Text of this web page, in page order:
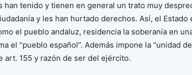
han tenido y tienen en general un trato muy
y les han hurtado derechos. Así, el Estado
el pueblo andaluz, residencia la soberanía en
el “pueblo español”. Además impone la “unidad
art. 155 y razón de ser del ejército.